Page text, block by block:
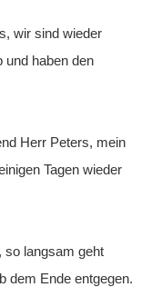
wir sind wieder
und haben den
Herr Peters, mein
Tagen wieder
so langsam geht
dem Ende entgegen.